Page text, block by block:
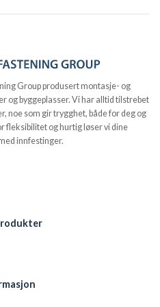
Group produsert montasje- og
og byggeplasser. Vi har alltid tilstrebet
noe som gir trygghet, både for deg og
fleksibilitet og hurtig løser vi dine
innfestinger.